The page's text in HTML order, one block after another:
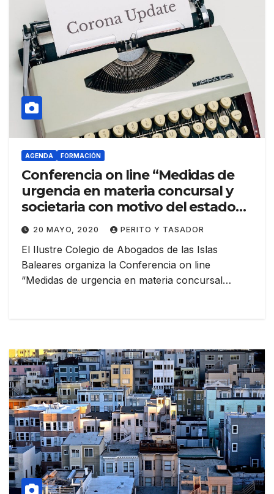
AGENDA FORMACIÓN
Conferencia on line “Medidas de
urgencia en materia concursal y
societaria con motivo del estado
de alarma por el COVID-19”
20 MAYO, 2020 PERITO Y TASADOR
El Ilustre Colegio de Abogados de las Islas
Baleares organiza la Conferencia on line
“Medidas de urgencia en materia concursal…